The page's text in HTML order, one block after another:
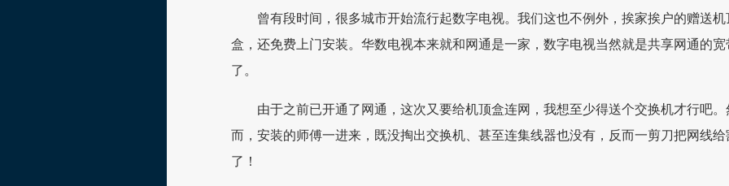
曾有段时间，很多城市开始流行起数字电视。我们这也不例外，挨家挨户的赠送机
盒，还免费上门安装。华数电视本来就和网通是一家，数字电视当然就是共享网通的宽
了。
由于之前已开通了网通，这次又要给机顶盒连网，我想至少得送个交换机才行吧。
而，安装的师傅一进来，既没掏出交换机、甚至连集线器也没有，反而一剪刀把网线给
了！